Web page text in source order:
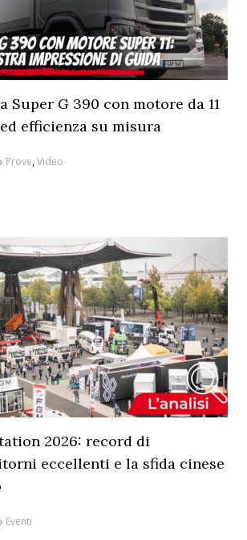
Super G 390 con motore da 11
efficienza su misura
Prove,Video
2026: record di
eccellenti e la sfida cinese
Eventi